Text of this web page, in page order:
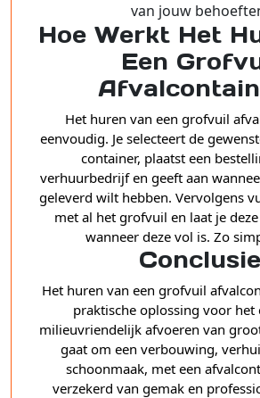
van jouw
Hoe Werkt Het
Een
Het huren van een grofvuil
eenvoudig. Je selecteert de
container, plaatst een
verhuurbedrijf en geeft aan
geleverd wilt hebben. Vervolgens
met al het grofvuil en laat je
wanneer deze vol is. Zo
Conclusie
Het huren van een grofvuil
praktische oplossing voor het
milieuvriendelijk afvoeren van
gaat om een verbouwing,
schoonmaak, met een
verzekerd van gemak en